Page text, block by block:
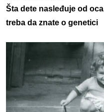
Šta dete nasleđuje od
treba da znate o genetici